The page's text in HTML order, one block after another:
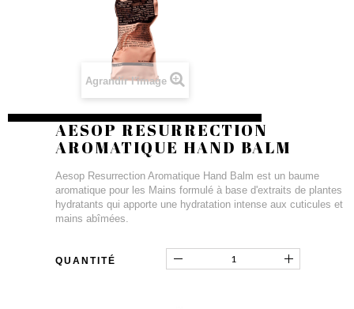
Agrandir l'image
AESOP RESURRECTION
AROMATIQUE HAND BALM
Aesop Resurrection Aromatique Hand Balm est un baume
aromatique pour les Mains formulé à base d'extraits de plantes
hydratants qui apporte une hydratation intense aux cuticules et
mains abîmées.
QUANTITÉ